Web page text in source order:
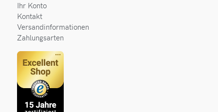
Ihr Konto
Kontakt
Versandinformationen
Zahlungsarten